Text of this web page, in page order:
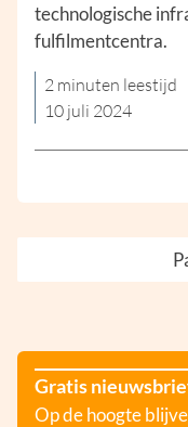
technologische
fulfilmentcentra.
2 minuten leestijd
10 juli 2024
Gratis
Op de hoogte